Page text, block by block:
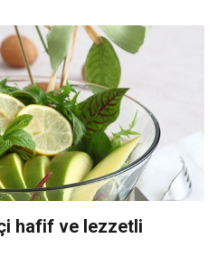
hafif ve lezzetli